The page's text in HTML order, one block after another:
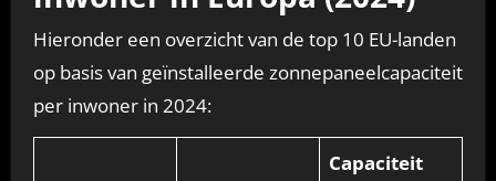
Hieronder een overzicht van de top 10 EU-landen
op basis van geïnstalleerde zonnepaneelcapaciteit
per inwoner in 2024:
Capaciteit